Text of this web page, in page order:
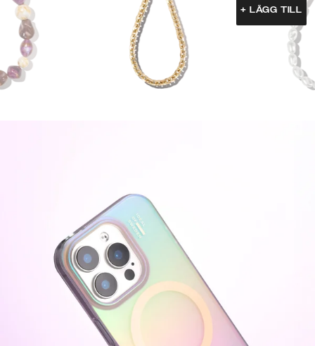
+ LÄGG TILL